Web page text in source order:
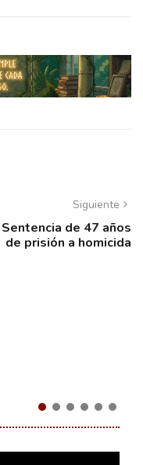
Siguiente
Sentencia de 47 años
de prisión a homicida